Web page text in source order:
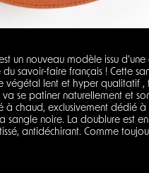
un nouveau modèle issu
savoir-faire français ! Cette
végétal lent et hyper qualitatif ,
se patiner naturellement et
à chaud, exclusivement dédié
sangle noire. La doublure est
antidéchirant. Comme